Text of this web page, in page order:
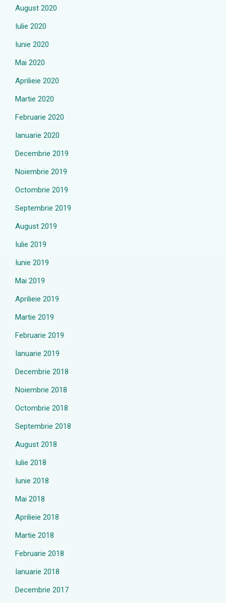
August 2020
Iulie 2020
Iunie 2020
Mai 2020
Aprilieie 2020
Martie 2020
Februarie 2020
Ianuarie 2020
Decembrie 2019
Noiembrie 2019
Octombrie 2019
Septembrie 2019
August 2019
Iulie 2019
Iunie 2019
Mai 2019
Aprilieie 2019
Martie 2019
Februarie 2019
Ianuarie 2019
Decembrie 2018
Noiembrie 2018
Octombrie 2018
Septembrie 2018
August 2018
Iulie 2018
Iunie 2018
Mai 2018
Aprilieie 2018
Martie 2018
Februarie 2018
Ianuarie 2018
Decembrie 2017